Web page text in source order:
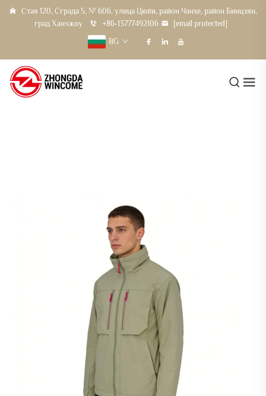
Стая 120, Сграда 5, № 606, улица Цюйи, район Чанхе, район Бинцзян,
град Ханчжоу
+86-13777492106
[email protected]
BG